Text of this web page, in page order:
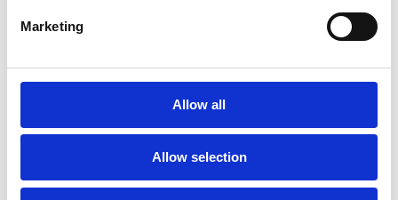
Marketing
Allow all
Allow selection
Carmela Forte
S2P Business Development Manager -